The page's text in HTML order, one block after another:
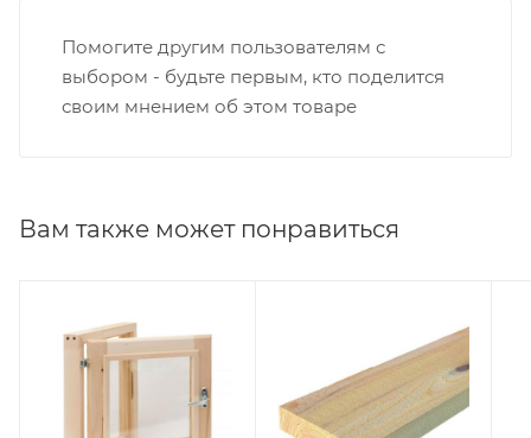
Помогите другим пользователям с
выбором - будьте первым, кто поделится
своим мнением об этом товаре
Вам также может понравиться